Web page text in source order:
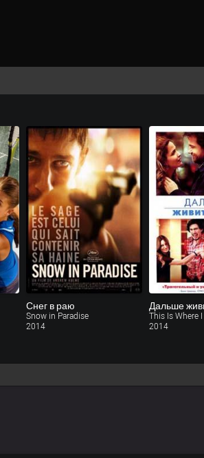
Снег в раю
Snow in Paradise
2014
Дальше
This Is Where I
2014